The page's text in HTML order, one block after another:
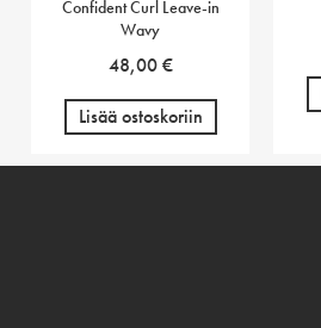
Confident Curl Leave-in
Wavy
48,00€
Lisää ostoskoriin